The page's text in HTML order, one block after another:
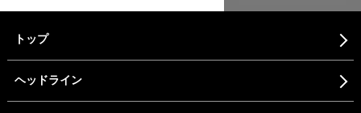
トップ
ヘッドライン